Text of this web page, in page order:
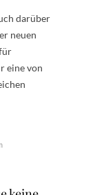
darüber
neuen
eine von